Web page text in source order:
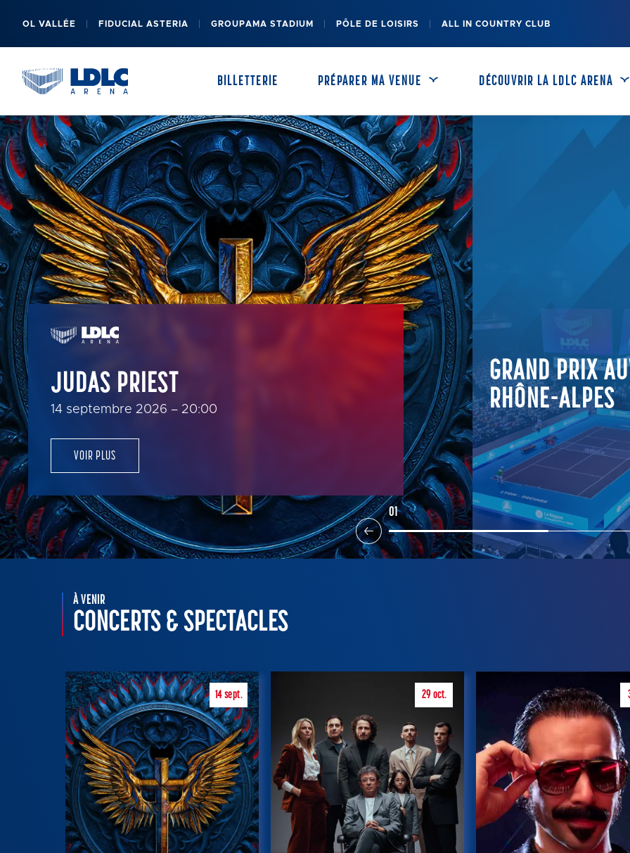
OL VALLÉE FIDUCIAL ASTERIA GROUPAMA STADIUM PÔLE DE LOISIRS ALL IN COUNTRY CLUB
BILLETTERIE PRÉPARER MA VENUE DÉCOUVRIR LA LDLC ARENA
MES BILLETS ACCÈS & PARKINGS
FAQ RESTAURATION
PRÉSENTATION DE LA SALLE OFFRES ENTREPRISES
JUDAS PRIEST
GRAND PRIX AUVERGNE-RHÔNE-
18 octobre 2026 – 12:00
02
À VENIR
CONCERTS & SPECTACLES
14 sept. 29 oct.